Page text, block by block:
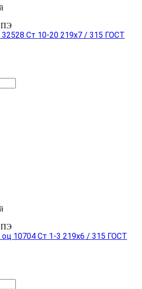
ПЭ
Ст 10-20 219x7 / 315 ГОСТ
ПЭ
10704 Ст 1-3 219x6 / 315 ГОСТ